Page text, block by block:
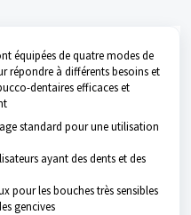
équipées de quatre modes de
répondre à différents besoins et
dentaires efficaces et
standard pour une utilisation
ayant des dents et des
pour les bouches très sensibles
gencives